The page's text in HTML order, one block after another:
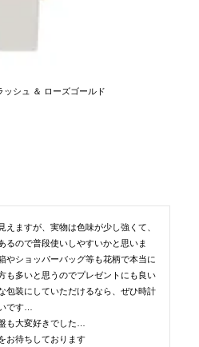
ッシュ ＆ ローズゴールド
えますが、実物は色味が少し強くて、
るので普段使いしやすいかと思いま
やショッパーバッグ等も花柄で本当に
も多いと思うのでプレゼントにも良い
包装にしていただけるなら、ぜひ時計
です…
も大変好きでした…
お待ちしております